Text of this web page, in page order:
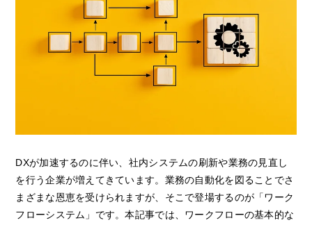
DXが加速するのに伴い、社内システムの刷新や業務の見直し
を行う企業が増えてきています。業務の自動化を図ることでさ
まざまな恩恵を受けられますが、そこで登場するのが「ワーク
フローシステム」です。本記事では、ワークフローの基本的な